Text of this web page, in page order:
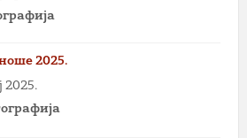
2025.
2025.